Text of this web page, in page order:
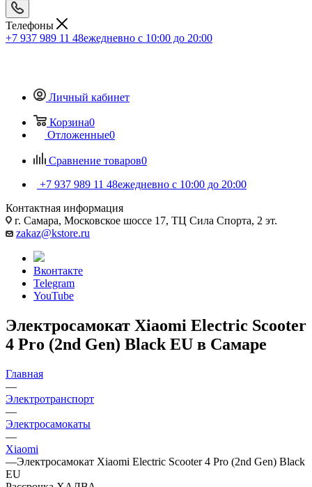
Телефоны
+7 937 989 11 48ежедневно с 10:00 до 20:00
Личный кабинет
Корзина0
Отложенные0
Сравнение товаров0
+7 937 989 11 48ежедневно с 10:00 до 20:00
Контактная информация
г. Самара, Московское шоссе 17, ТЦ Сила Спорта, 2 эт.
zakaz@kstore.ru
Вконтакте
Telegram
YouTube
Электросамокат Xiaomi Electric Scooter
4 Pro (2nd Gen) Black EU в Самаре
Главная
—
Электротранспорт
—
Электросамокаты
—
Xiaomi
—Электросамокат Xiaomi Electric Scooter 4 Pro (2nd Gen) Black
EU